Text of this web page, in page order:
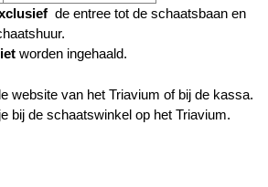
de entree tot de schaatsbaan en
worden ingehaald.
website van het Triavium of bij de kassa.
bij de schaatswinkel op het Triavium.